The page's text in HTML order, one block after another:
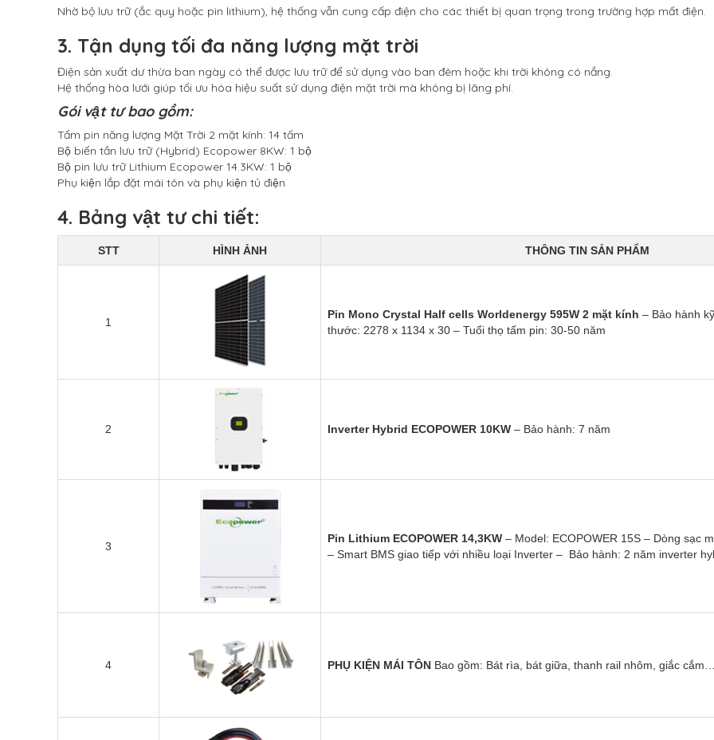
Nhờ bộ lưu trữ (ắc quy hoặc pin lithium), hệ thống vẫn cung cấp điện cho các thiết bị quan trọng trong trường hợp mất điện.
3. Tận dụng tối đa năng lượng mặt trời
Điện sản xuất dư thừa ban ngày có thể được lưu trữ để sử dụng vào ban đêm hoặc khi trời không có nắng.
Hệ thống hòa lưới giúp tối ưu hóa hiệu suất sử dụng điện mặt trời mà không bị lãng phí.
Gói vật tư bao gồm:
Tấm pin năng lượng Mặt Trời 2 mặt kính: 14 tấm
Bộ biến tần lưu trữ (Hybrid) Ecopower 8KW: 1 bộ
Bộ pin lưu trữ Lithium Ecopower 14.3KW: 1 bộ
Phụ kiện lắp đặt mái tôn và phụ kiện tủ điện
4. Bảng vật tư chi tiết:
STT HÌNH ẢNH THÔNG TIN SẢN PHẨM
1
Pin Mono Crystal Half cells Worldenergy 595W 2 mặt kính – Bảo hành
thước: 2278 x 1134 x 30 – Tuổi thọ tấm pin: 30-50 năm
2 Inverter Hybrid ECOPOWER 10KW – Bảo hành: 7 năm
3
Pin Lithium ECOPOWER 14,3KW – Model: ECOPOWER 15S – Dòng sạc
– Smart BMS giao tiếp với nhiều loại Inverter – Bảo hành: 2 năm inverter
4 PHỤ KIỆN MÁI TÔN Bao gồm: Bát rìa, bát giữa, thanh rail nhôm, giắc cắm…